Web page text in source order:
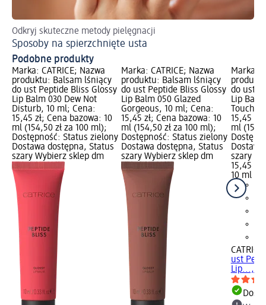
Odkryj skuteczne metody pielęgnacji
Sposoby na spierzchnięte usta
Podobne produkty
Marka: CATRICE; Nazwa
produktu: Balsam lśniący
do ust Peptide Bliss Glossy
Lip Balm 030 Dew Not
Disturb, 10 ml; Cena:
15,45 zł; Cena bazowa: 10
ml (154,50 zł za 100 ml);
Dostępność: Status zielony
Dostawa dostępna, Status
szary Wybierz sklep dm
Marka: CATRICE; Nazwa
produktu: Balsam lśniący
do ust Peptide Bliss Glossy
Lip Balm 050 Glazed
Gorgeous, 10 ml; Cena:
15,45 zł; Cena bazowa: 10
ml (154,50 zł za 100 ml);
Dostępność: Status zielony
Dostawa dostępna, Status
szary Wybierz sklep dm
Marka:
do ust
Lip
15,45
ml
szary
15,45 zł
10 ml
CATRICE
ust
Lip...,